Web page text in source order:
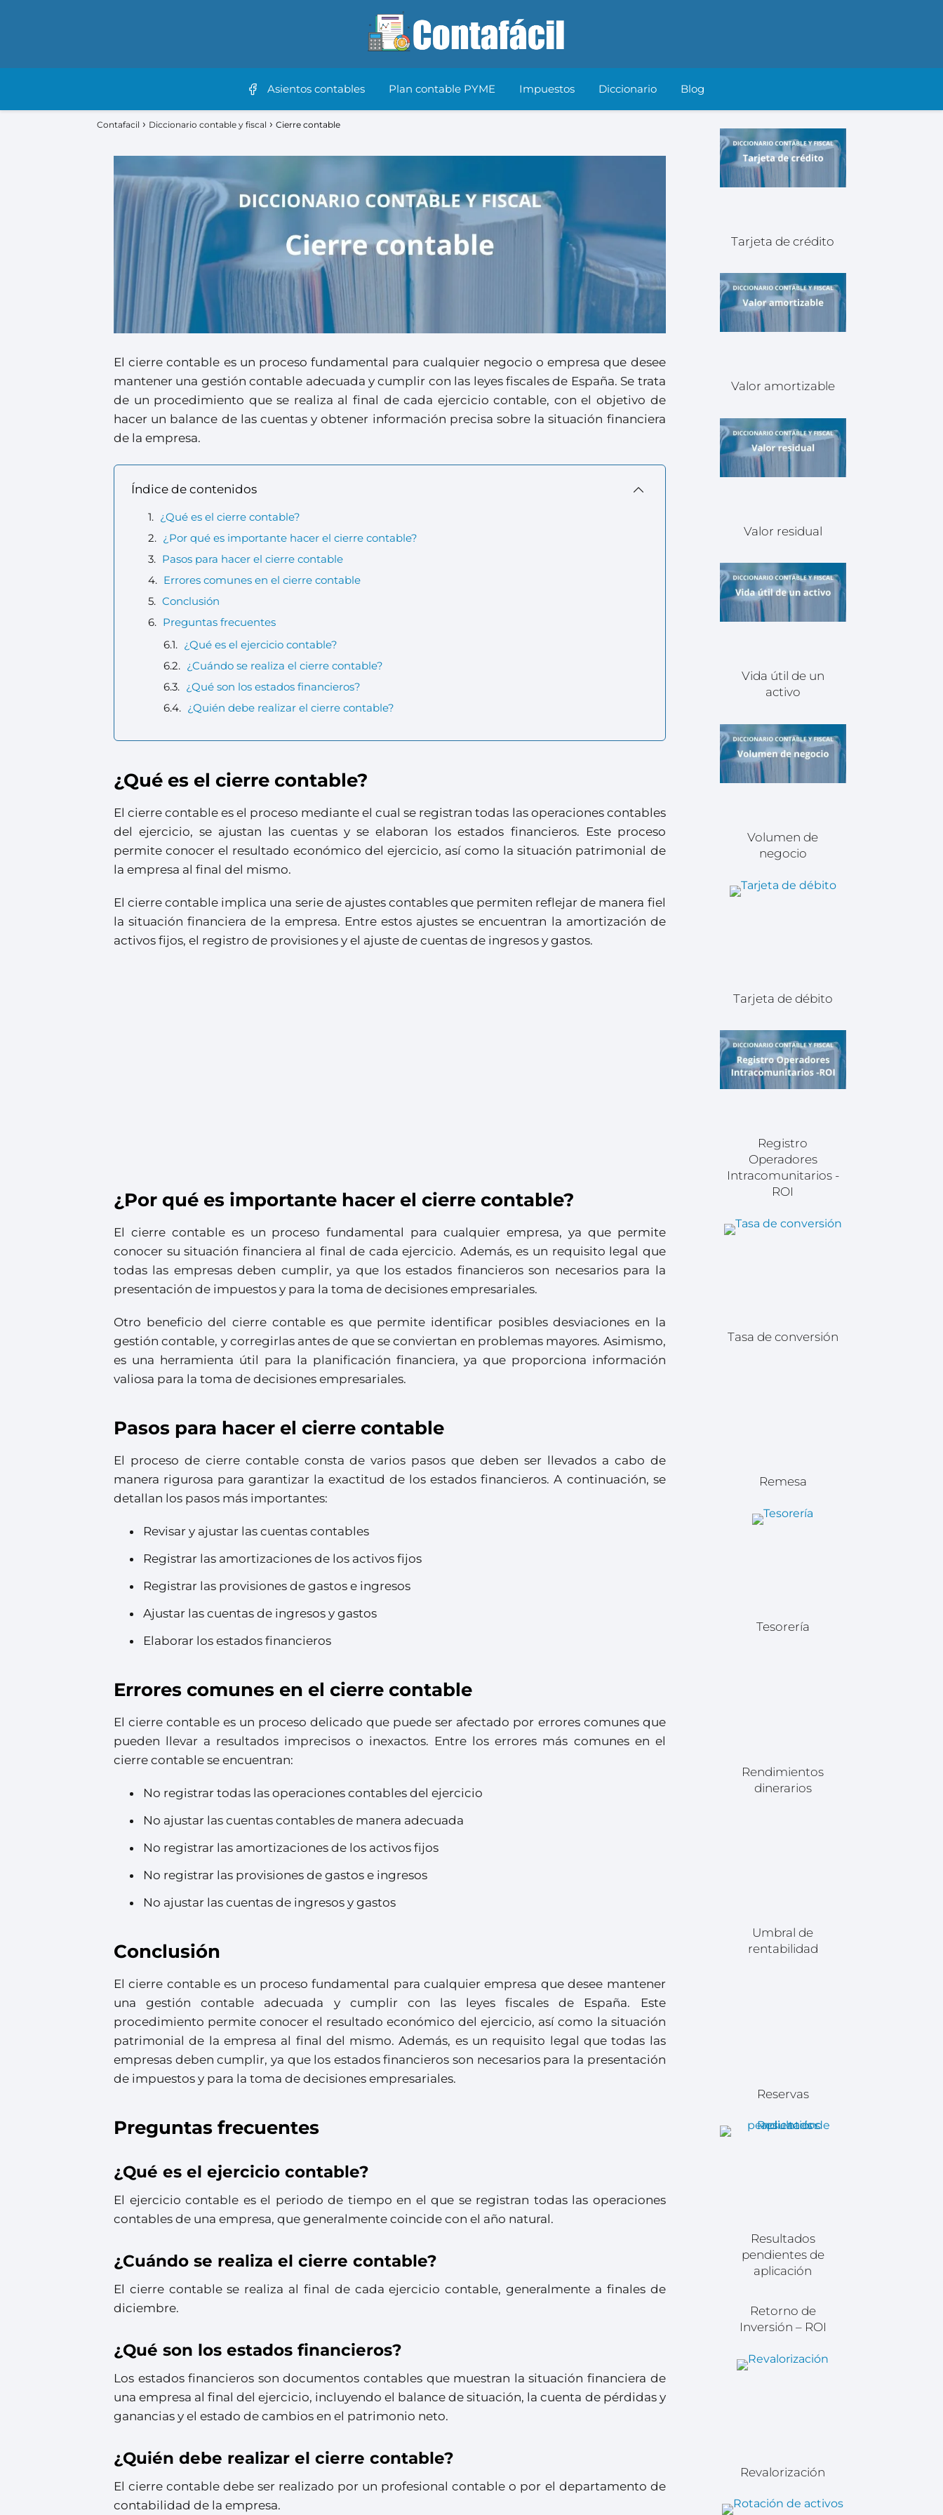
Asientos contables Plan contable PYME Impuestos Diccionario Blog
Contafacil Diccionario contable y fiscal Cierre contable
El cierre contable es un proceso fundamental para cualquier negocio o empresa que desee
mantener una gestión contable adecuada y cumplir con las leyes fiscales de España. Se trata
de un procedimiento que se realiza al final de cada ejercicio contable, con el objetivo de
hacer un balance de las cuentas y obtener información precisa sobre la situación financiera
de la empresa.
Índice de contenidos
¿Qué es el cierre contable?
¿Por qué es importante hacer el cierre contable?
Pasos para hacer el cierre contable
Errores comunes en el cierre contable
Conclusión
Preguntas frecuentes
¿Qué es el ejercicio contable?
¿Cuándo se realiza el cierre contable?
¿Qué son los estados financieros?
¿Quién debe realizar el cierre contable?
¿Qué es el cierre contable?
El cierre contable es el proceso mediante el cual se registran todas las operaciones contables
del ejercicio, se ajustan las cuentas y se elaboran los estados financieros. Este proceso
permite conocer el resultado económico del ejercicio, así como la situación patrimonial de
la empresa al final del mismo.
El cierre contable implica una serie de ajustes contables que permiten reflejar de manera fiel
la situación financiera de la empresa. Entre estos ajustes se encuentran la amortización de
activos fijos, el registro de provisiones y el ajuste de cuentas de ingresos y gastos.
¿Por qué es importante hacer el cierre contable?
El cierre contable es un proceso fundamental para cualquier empresa, ya que permite
conocer su situación financiera al final de cada ejercicio. Además, es un requisito legal que
todas las empresas deben cumplir, ya que los estados financieros son necesarios para la
presentación de impuestos y para la toma de decisiones empresariales.
Otro beneficio del cierre contable es que permite identificar posibles desviaciones en la
gestión contable, y corregirlas antes de que se conviertan en problemas mayores. Asimismo,
es una herramienta útil para la planificación financiera, ya que proporciona información
valiosa para la toma de decisiones empresariales.
Pasos para hacer el cierre contable
El proceso de cierre contable consta de varios pasos que deben ser llevados a cabo de
manera rigurosa para garantizar la exactitud de los estados financieros. A continuación, se
detallan los pasos más importantes:
Revisar y ajustar las cuentas contables
Registrar las amortizaciones de los activos fijos
Registrar las provisiones de gastos e ingresos
Ajustar las cuentas de ingresos y gastos
Elaborar los estados financieros
Errores comunes en el cierre contable
El cierre contable es un proceso delicado que puede ser afectado por errores comunes que
pueden llevar a resultados imprecisos o inexactos. Entre los errores más comunes en el
cierre contable se encuentran:
No registrar todas las operaciones contables del ejercicio
No ajustar las cuentas contables de manera adecuada
No registrar las amortizaciones de los activos fijos
No registrar las provisiones de gastos e ingresos
No ajustar las cuentas de ingresos y gastos
Conclusión
El cierre contable es un proceso fundamental para cualquier empresa que desee mantener
una gestión contable adecuada y cumplir con las leyes fiscales de España. Este
procedimiento permite conocer el resultado económico del ejercicio, así como la situación
patrimonial de la empresa al final del mismo. Además, es un requisito legal que todas las
empresas deben cumplir, ya que los estados financieros son necesarios para la presentación
de impuestos y para la toma de decisiones empresariales.
Preguntas frecuentes
¿Qué es el ejercicio contable?
El ejercicio contable es el periodo de tiempo en el que se registran todas las operaciones
contables de una empresa, que generalmente coincide con el año natural.
¿Cuándo se realiza el cierre contable?
El cierre contable se realiza al final de cada ejercicio contable, generalmente a finales de
diciembre.
¿Qué son los estados financieros?
Los estados financieros son documentos contables que muestran la situación financiera de
una empresa al final del ejercicio, incluyendo el balance de situación, la cuenta de pérdidas y
ganancias y el estado de cambios en el patrimonio neto.
¿Quién debe realizar el cierre contable?
El cierre contable debe ser realizado por un profesional contable o por el departamento de
contabilidad de la empresa.
Tarjeta de crédito
Valor amortizable
Valor residual
Vida útil de un
activo
Volumen de
negocio
Tarjeta de débito
Registro
Operadores
Intracomunitarios -
ROI
Tasa de conversión
Remesa
Tesorería
Rendimientos
dinerarios
Umbral de
rentabilidad
Reservas
Resultados
pendientes de
aplicación
Retorno de
Inversión – ROI
Revalorización